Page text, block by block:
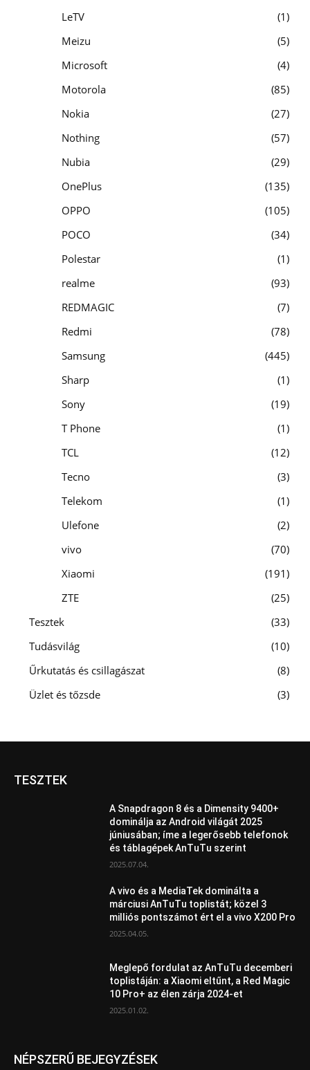
LeTV
1
Meizu
5
Microsoft
4
Motorola
85
Nokia
27
Nothing
57
Nubia
29
OnePlus
135
OPPO
105
POCO
34
Polestar
1
realme
93
REDMAGIC
7
Redmi
78
Samsung
445
Sharp
1
Sony
19
T Phone
1
TCL
12
Tecno
3
Telekom
1
Ulefone
2
vivo
70
Xiaomi
191
ZTE
25
Tesztek
33
Tudásvilág
10
Űrkutatás és csillagászat
8
Üzlet és tőzsde
3
TESZTEK
A Snapdragon 8 és a Dimensity 9400+
dominálja az Android világát 2025
júniusában; íme a legerősebb telefonok
és táblagépek AnTuTu szerint
2025.07.04.
A vivo és a MediaTek dominálta a
márciusi AnTuTu toplistát; közel 3
milliós pontszámot ért el a vivo X200 Pro
2025.04.05.
Meglepő fordulat az AnTuTu decemberi
toplistáján: a Xiaomi eltűnt, a Red Magic
10 Pro+ az élen zárja 2024-et
2025.01.02.
NÉPSZERŰ BEJEGYZÉSEK